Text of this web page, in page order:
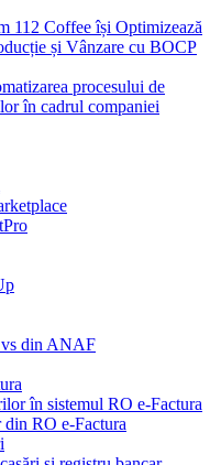
112 Coffee își Optimizează
și Vânzare cu BOCP
procesului de
în cadrul companiei
vs din ANAF
în sistemul RO e-Factura
RO e-Factura